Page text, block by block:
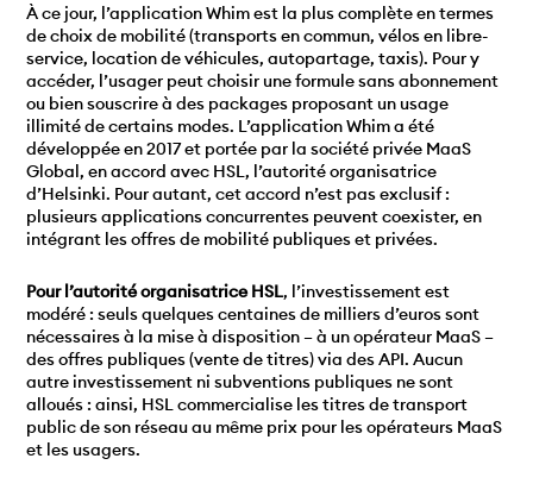
À ce jour, l’application Whim est la plus complète en termes
de choix de mobilité (transports en commun, vélos en libre-
service, location de véhicules, autopartage, taxis). Pour y
accéder, l’usager peut choisir une formule sans abonnement
ou bien souscrire à des packages proposant un usage
illimité de certains modes. L’application Whim a été
développée en 2017 et portée par la société privée MaaS
Global, en accord avec HSL, l’autorité organisatrice
d’Helsinki. Pour autant, cet accord n’est pas exclusif :
plusieurs applications concurrentes peuvent coexister, en
intégrant les offres de mobilité publiques et privées.
Pour l’autorité organisatrice HSL, l’investissement est
modéré : seuls quelques centaines de milliers d’euros sont
nécessaires à la mise à disposition – à un opérateur MaaS –
des offres publiques (vente de titres) via des API. Aucun
autre investissement ni subventions publiques ne sont
alloués : ainsi, HSL commercialise les titres de transport
public de son réseau au même prix pour les opérateurs MaaS
et les usagers.